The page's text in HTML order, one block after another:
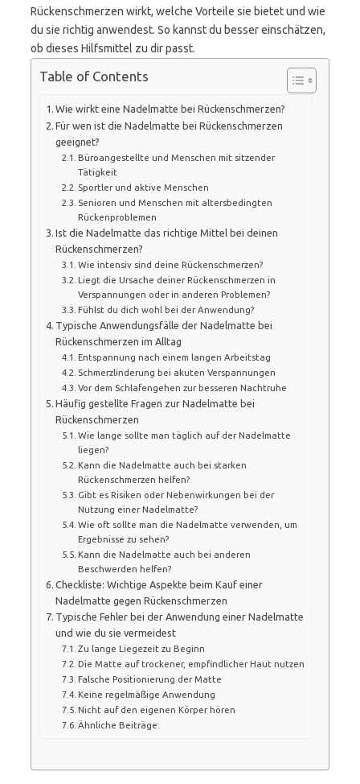
Rückenschmerzen wirkt, welche Vorteile sie bietet und wie
du sie richtig anwendest. So kannst du besser einschätzen,
ob dieses Hilfsmittel zu dir passt.
Table of Contents
Wie wirkt eine Nadelmatte bei Rückenschmerzen?
Für wen ist die Nadelmatte bei Rückenschmerzen
geeignet?
Büroangestellte und Menschen mit sitzender
Tätigkeit
Sportler und aktive Menschen
Senioren und Menschen mit altersbedingten
Rückenproblemen
Ist die Nadelmatte das richtige Mittel bei deinen
Rückenschmerzen?
Wie intensiv sind deine Rückenschmerzen?
Liegt die Ursache deiner Rückenschmerzen in
Verspannungen oder in anderen Problemen?
Fühlst du dich wohl bei der Anwendung?
Typische Anwendungsfälle der Nadelmatte bei
Rückenschmerzen im Alltag
Entspannung nach einem langen Arbeitstag
Schmerzlinderung bei akuten Verspannungen
Vor dem Schlafengehen zur besseren Nachtruhe
Häufig gestellte Fragen zur Nadelmatte bei
Rückenschmerzen
Wie lange sollte man täglich auf der Nadelmatte
liegen?
Kann die Nadelmatte auch bei starken
Rückenschmerzen helfen?
Gibt es Risiken oder Nebenwirkungen bei der
Nutzung einer Nadelmatte?
Wie oft sollte man die Nadelmatte verwenden, um
Ergebnisse zu sehen?
Kann die Nadelmatte auch bei anderen
Beschwerden helfen?
Checkliste: Wichtige Aspekte beim Kauf einer
Nadelmatte gegen Rückenschmerzen
Typische Fehler bei der Anwendung einer Nadelmatte
und wie du sie vermeidest
Zu lange Liegezeit zu Beginn
Die Matte auf trockener, empfindlicher Haut nutzen
Falsche Positionierung der Matte
Keine regelmäßige Anwendung
Nicht auf den eigenen Körper hören
Ähnliche Beiträge: